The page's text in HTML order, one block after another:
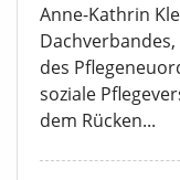
Anne-Kathrin
des
soziale
dem Rücken...